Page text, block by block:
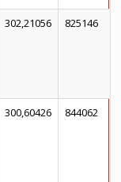
302,21056 825146
300,60426 844062